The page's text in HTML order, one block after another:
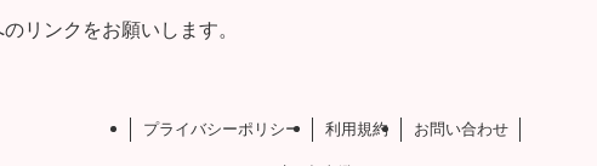
リンクをお願いします。
プライバシーポリシー 利用規約 お問い合わせ